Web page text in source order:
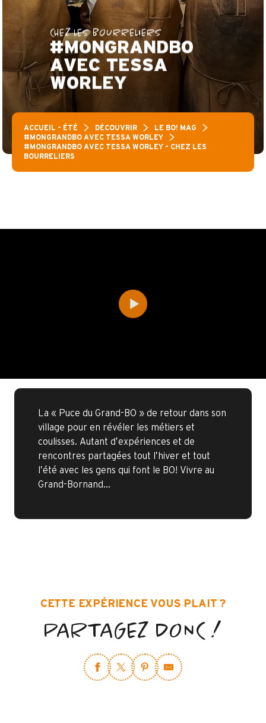
CHEZ LES BOURRELIERS
#MONGRANDBO
AVEC TESSA
WORLEY
ACCUEIL – ÉTÉ DÉCOUVRIR
LE BO! MAG
#MONGRANDBO AVEC TESSA WORLEY
#MONGRANDBO AVEC TESSA WORLEY – CHEZ LES
BOURRELIERS
La « Puce du Grand-BO » de retour dans son
village pour en révéler les métiers et
coulisses. Autant d’expériences et de
rencontres partagées tout l’hiver et tout
l’été avec les gens qui font le BO! Vivre au
Grand-Bornand…
CETTE EXPÉRIENCE VOUS PLAIT ?
PARTAGEZ DONC !